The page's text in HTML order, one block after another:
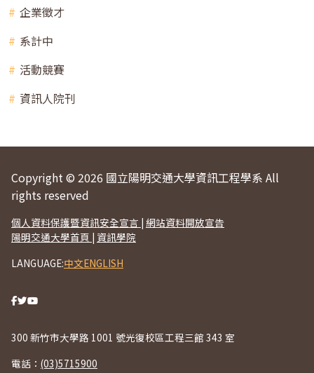
企業徵才
系計中
活動競賽
資訊人院刊
Copyright © 2026 國立陽明交通大學資訊工程學系 All
rights reserved
個人資料保護暨資訊安全宣言 | 網站資料開放宣告
陽明交通大學首頁 | 資訊學院
LANGUAGE:中文ENGLISH
300 新竹市大學路 1001 號光復校區工程三館 343 室
電話： (03)5715900